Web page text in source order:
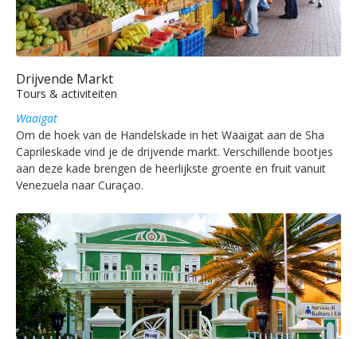
Drijvende Markt
Tours & activiteiten
Waaigat
Om de hoek van de Handelskade in het Waaigat aan de Sha
Caprileskade vind je de drijvende markt. Verschillende bootjes
aan deze kade brengen de heerlijkste groente en fruit vanuit
Venezuela naar Curaçao.